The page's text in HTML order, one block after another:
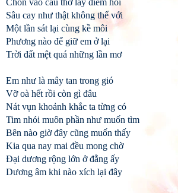
Chôn vào câu thơ lấy điểm hồi
Sâu cay như thật không thể với
Một lần sát lại cùng kề môi
Phương nào để giữ em ở lại
Trời đất mệt quá những lần mơ
Em như là mây tan trong gió
Vỡ oà hết rồi còn gì đâu
Nát vụn khoảnh khắc ta từng có
Tim nhói muôn phần như muốn tìm
Bên nào giờ đây cũng muốn thấy
Kia qua nay mai đều mong chờ
Đại dương rộng lớn ở đằng ấy
Dương âm khi nào xích lại đây